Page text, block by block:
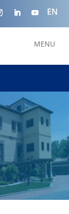
EN
MENU